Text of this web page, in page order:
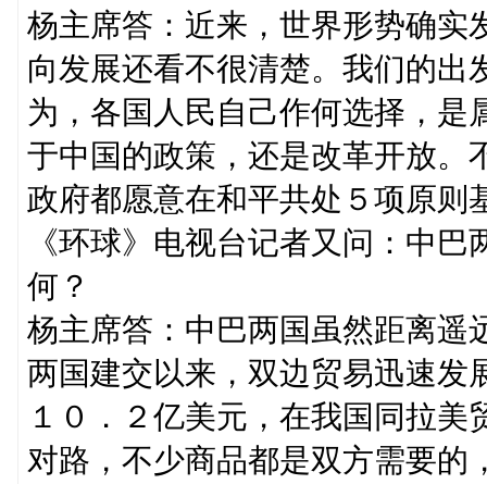
杨主席答：近来，世界形势确实
向发展还看不很清楚。我们的出
为，各国人民自己作何选择，是
于中国的政策，还是改革开放。
政府都愿意在和平共处５项原则
《环球》电视台记者又问：中
何？
杨主席答：中巴两国虽然距离遥
两国建交以来，双边贸易迅速发
１０．２亿美元，在我国同拉
对路，不少商品都是双方需要的